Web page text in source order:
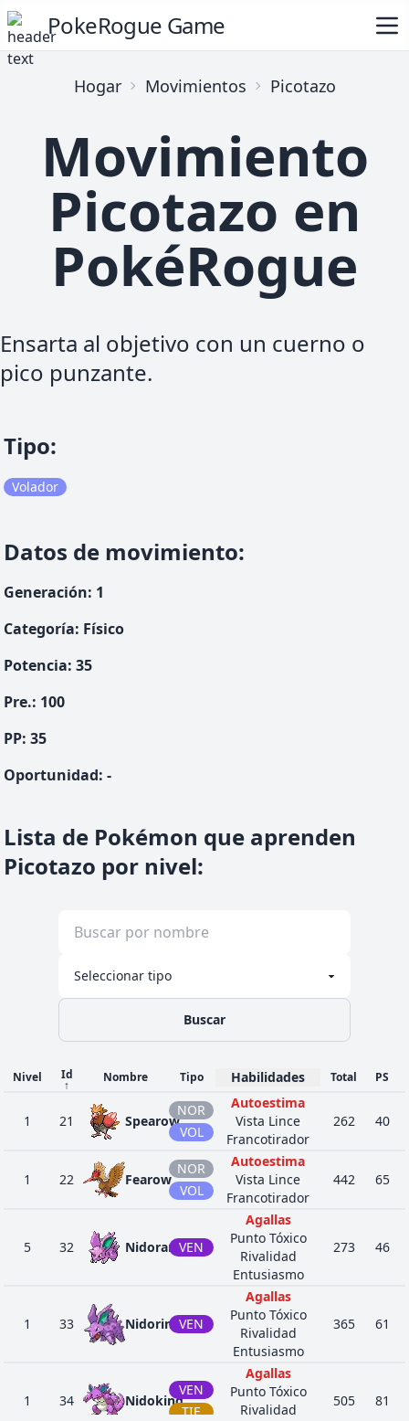
PokeRogue Game
Hogar Movimientos Picotazo
Movimiento
Picotazo en
PokéRogue
Ensarta al objetivo con un cuerno o
pico punzante.
Tipo:
Volador
Datos de movimiento:
Generación: 1
Categoría: Físico
Potencia: 35
Pre.: 100
PP: 35
Oportunidad: -
Lista de Pokémon que aprenden
Picotazo por nivel:
Buscar
Nivel Id
↑
Nombre Tipo Habilidades Total PS
1 21 Spearow
NOR
VOL
Autoestima
Vista Lince
Francotirador
262 40
1 22 Fearow
NOR
VOL
Autoestima
Vista Lince
Francotirador
442 65
5 32 Nidoran♂VEN
Agallas
Punto Tóxico
Rivalidad
Entusiasmo
273 46
1 33 NidorinoVEN
Agallas
Punto Tóxico
Rivalidad
Entusiasmo
365 61
1 34 Nidoking
VEN
TIE
Agallas
Punto Tóxico
Rivalidad
505 81